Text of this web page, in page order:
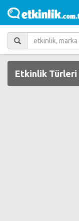
Etkinlik Türleri